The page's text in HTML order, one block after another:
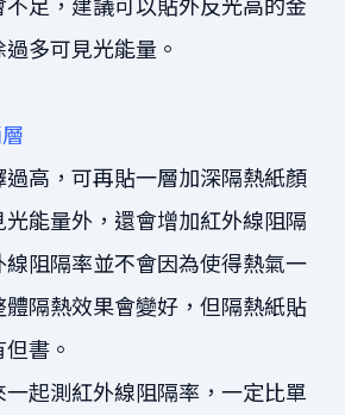
多可見光能量。
高，可再貼一層加深隔熱紙顏
能量外，還會增加紅外線阻隔
阻隔率並不會因為使得熱氣一
隔熱效果會變好，但隔熱紙貼
書。
起測紅外線阻隔率，一定比單